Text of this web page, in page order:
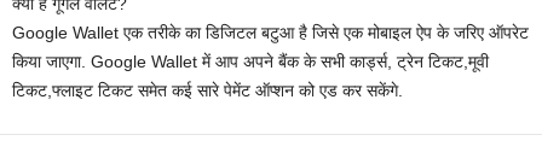
Google Wallet एक तरीके का डिजिटल बटुआ है जिसे एक मोबाइल ऐप के जरिए ऑपरेट
किया जाएगा. Google Wallet में आप अपने बैंक के सभी कार्ड्स, ट्रेन टिकट,मूवी
टिकट,फ्लाइट टिकट समेत कई सारे पेमेंट ऑप्शन को एड कर सकेंगे.